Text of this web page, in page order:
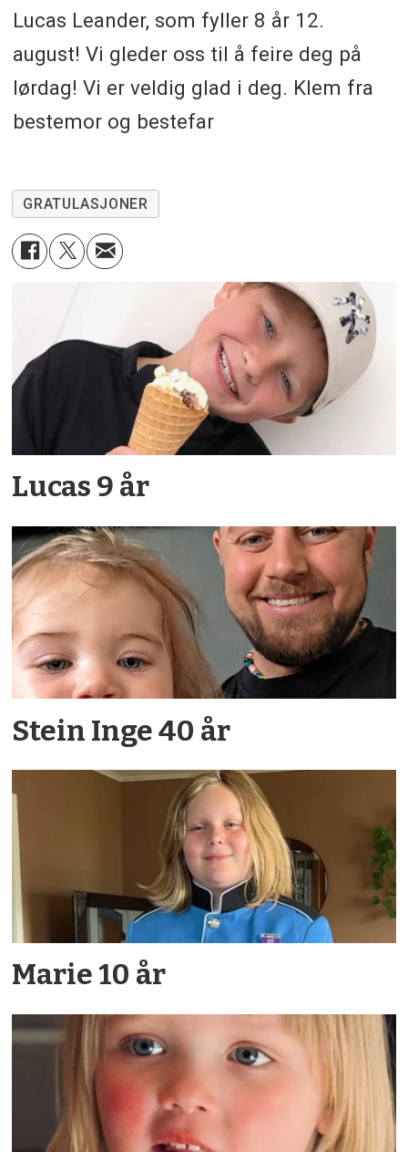
Lucas Leander, som fyller 8 år 12.
august! Vi gleder oss til å feire deg på
lørdag! Vi er veldig glad i deg. Klem fra
bestemor og bestefar
GRATULASJONER
Lucas 9 år
Stein Inge 40 år
Marie 10 år